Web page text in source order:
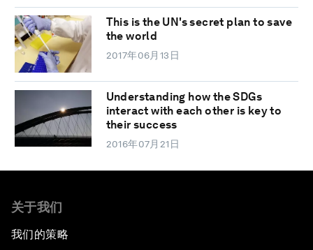
This is the UN's secret plan to save
the world
2017年06月13日
Understanding how the SDGs
interact with each other is key to
their success
2016年07月21日
关于我们
我们的策略